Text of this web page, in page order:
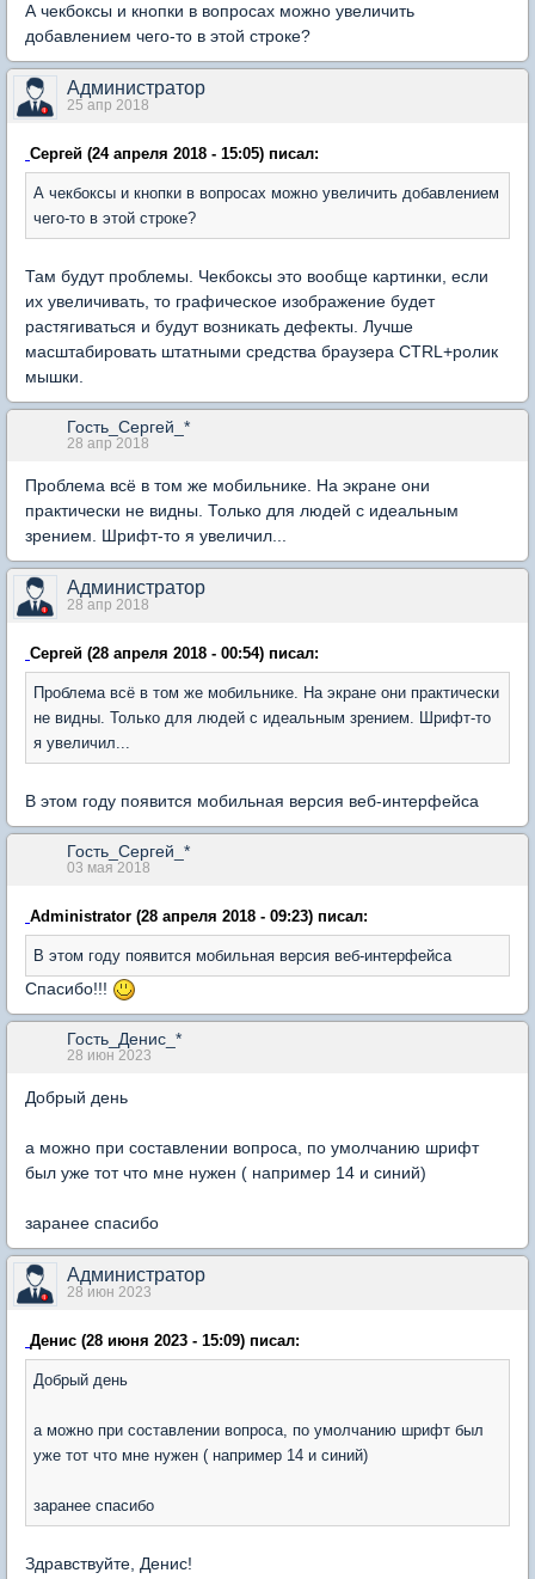
А чекбоксы и кнопки в вопросах можно увеличить
добавлением чего-то в этой строке?
Администратор
25 апр 2018
Сергей (24 апреля 2018 - 15:05) писал:
А чекбоксы и кнопки в вопросах можно увеличить добавлением
чего-то в этой строке?
Там будут проблемы. Чекбоксы это вообще картинки, если
их увеличивать, то графическое изображение будет
растягиваться и будут возникать дефекты. Лучше
масштабировать штатными средства браузера CTRL+ролик
мышки.
Гость_Сергей_*
28 апр 2018
Проблема всё в том же мобильнике. На экране они
практически не видны. Только для людей с идеальным
зрением. Шрифт-то я увеличил...
Администратор
28 апр 2018
Сергей (28 апреля 2018 - 00:54) писал:
Проблема всё в том же мобильнике. На экране они практически
не видны. Только для людей с идеальным зрением. Шрифт-то
я увеличил...
В этом году появится мобильная версия веб-интерфейса
Гость_Сергей_*
03 мая 2018
Administrator (28 апреля 2018 - 09:23) писал:
В этом году появится мобильная версия веб-интерфейса
Спасибо!!!
Гость_Денис_*
28 июн 2023
Добрый день
а можно при составлении вопроса, по умолчанию шрифт
был уже тот что мне нужен ( например 14 и синий)
заранее спасибо
Администратор
28 июн 2023
Денис (28 июня 2023 - 15:09) писал:
Добрый день
а можно при составлении вопроса, по умолчанию шрифт был
уже тот что мне нужен ( например 14 и синий)
заранее спасибо
Здравствуйте, Денис!